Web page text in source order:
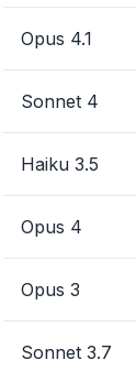
Opus 4.1
Sonnet 4
Haiku 3.5
Opus 4
Opus 3
Sonnet 3.7